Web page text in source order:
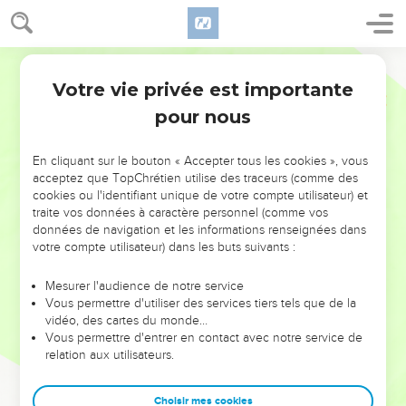
NE MANQUEZ PAS L’ÉVÉNEMENT
DE L’ANNÉE !
ET SI LEURS ERREURS POUVAIENT VOUS ÉVITER LES
VOTRES ?
leur foi ou leur vision. Mais on voit moins les doutes, les erreurs
et les saisons difficiles qu'ils ont traversés, alors même que ce
sont elles qui les ont façonnés.
Dans cette conférence, leaders, entrepreneurs, et responsables
clés pour avancer avec plus de sagesse afin que leurs erreurs
Votre vie privée est importante
pour nous
En cliquant sur le bouton « Accepter tous les cookies », vous
acceptez que TopChrétien utilise des traceurs (comme des
cookies ou l'identifiant unique de votre compte utilisateur) et
traite vos données à caractère personnel (comme vos
données de navigation et les informations renseignées dans
votre compte utilisateur) dans les buts suivants :
Mesurer l'audience de notre service
Vous permettre d'utiliser des services tiers tels que de la
vidéo, des cartes du monde…
Vous permettre d'entrer en contact avec notre service de
relation aux utilisateurs.
Choisir mes cookies